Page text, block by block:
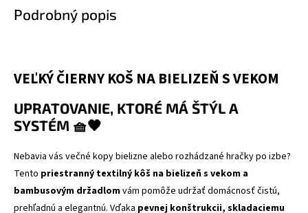
Podrobný popis
VEĽKÝ ČIERNY KOŠ NA BIELIZEŇ S VEKOM
UPRATOVANIE, KTORÉ MÁ ŠTÝL A
SYSTÉM 🧺🖤
Nebavia vás večné kopy bielizne alebo rozhádzané hračky po izbe?
Tento priestranný textilný kôš na bielizeň s vekom a
bambusovým držadlomvám pomôže udržať domácnosť čistú,
prehľadnú a elegantnú. Vďaka pevnej konštrukcii, skladaciemu